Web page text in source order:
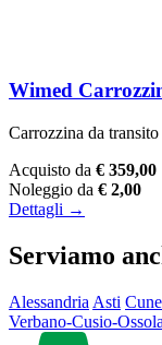
Wimed
Carrozzina da transito
Acquisto da € 359,00
Noleggio da € 2,00
Dettagli →
Serviamo
Alessandria Asti
Verbano-Cusio-Ossola